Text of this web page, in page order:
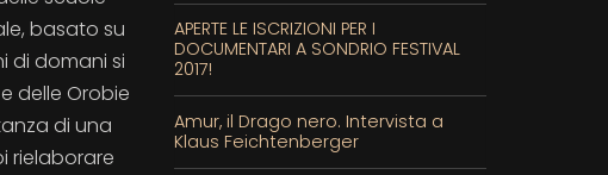
basato su
di domani si
delle Orobie
di una
rielaborare
APERTE LE ISCRIZIONI PER I
DOCUMENTARI A SONDRIO FESTIVAL
2017!
Amur, il Drago nero. Intervista a
Klaus Feichtenberger